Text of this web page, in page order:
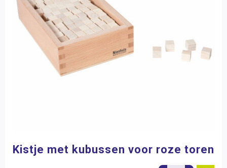
Kistje met kubussen voor roze toren